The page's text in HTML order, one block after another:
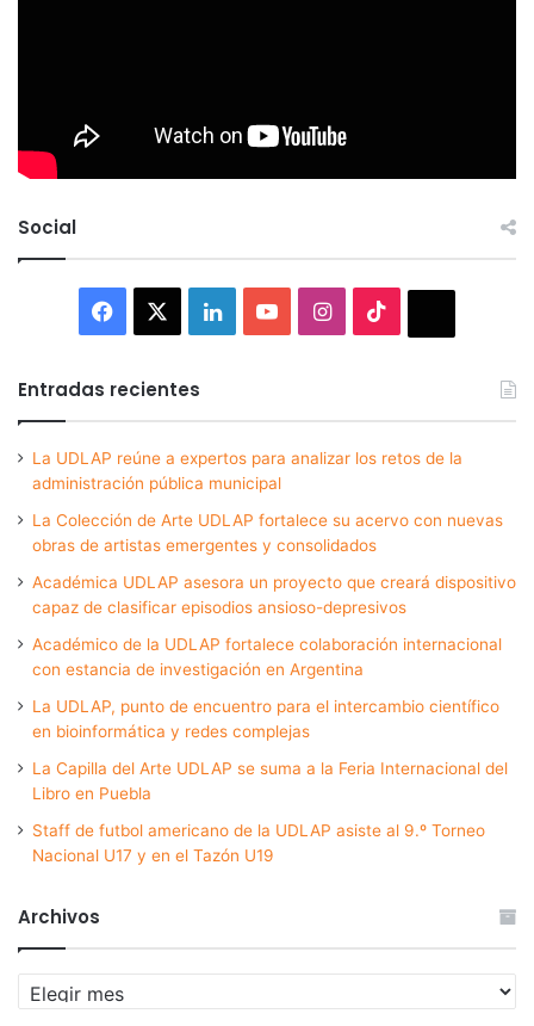
Social
Facebook LinkedInYouTubeInstagram
Entradas recientes
La UDLAP reúne a expertos para analizar los retos de la
administración pública municipal
La Colección de Arte UDLAP fortalece su acervo con nuevas
obras de artistas emergentes y consolidados
Académica UDLAP asesora un proyecto que creará dispositivo
capaz de clasificar episodios ansioso-depresivos
Académico de la UDLAP fortalece colaboración internacional
con estancia de investigación en Argentina
La UDLAP, punto de encuentro para el intercambio científico
en bioinformática y redes complejas
La Capilla del Arte UDLAP se suma a la Feria Internacional del
Libro en Puebla
Staff de futbol americano de la UDLAP asiste al 9.º Torneo
Nacional U17 y en el Tazón U19
Archivos
Archivos